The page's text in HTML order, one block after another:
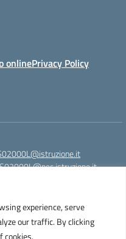
experience, serve
our traffic. By clicking
cookies.
onlinePrivacy Policy
- Via Agnesi 2/b - 47923 Rimini